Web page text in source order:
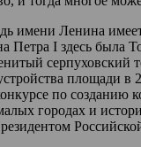
имени Ленина
Петра I здесь была
серпуховский
площади в
по созданию
городах и